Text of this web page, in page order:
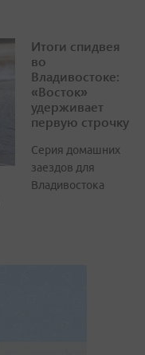
Итоги спидвея
во
Владивостоке:
«Восток»
удерживает
первую строчку
Серия домашних
заездов для
Владивостока